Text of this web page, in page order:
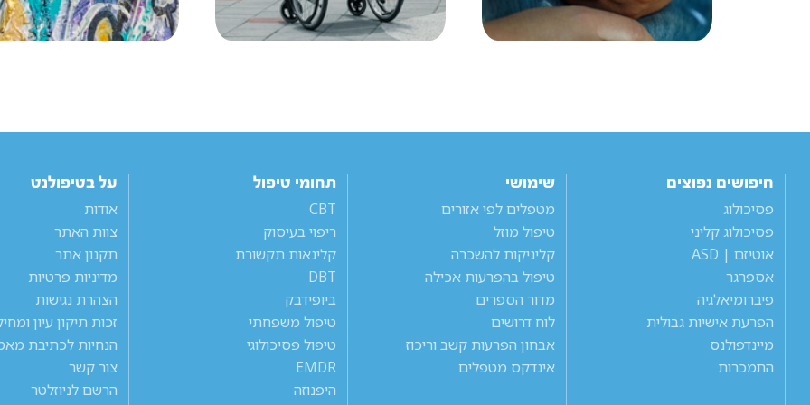
חיפושים נפוצים
פסיכולוג
פסיכולוג קליני
אוטיזם | ASD
אספרגר
פיברומיאלגיה
הפרעת אישיות גבולית
מיינדפולנס
התמכרות
שימושי
מטפלים לפי אזורים
טיפול מוזל
קליניקות להשכרה
טיפול בהפרעות אכילה
מדור הספרים
לוח דרושים
אבחון הפרעות קשב וריכוז
אינדקס מטפלים
תחומי טיפול
CBT
ריפוי בעיסוק
קלינאות תקשורת
DBT
ביופידבק
טיפול משפחתי
טיפול פסיכולוגי
EMDR
היפנוזה
על בטיפולנט
אודות
צוות האתר
תקנון אתר
מדיניות פרטיות
הצהרת נגישות
זכות תיקון עיון
הנחיות לכתיבת
צור קשר
הרשם לניוזלטר